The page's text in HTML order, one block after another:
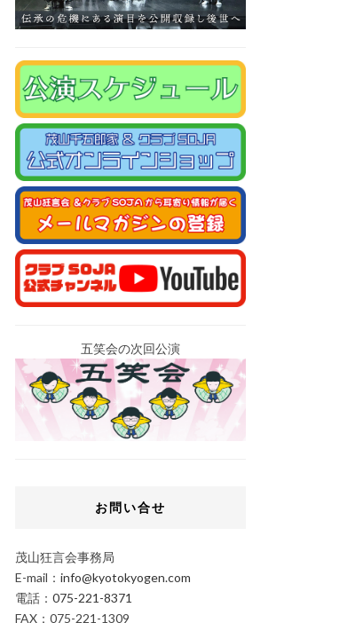
五笑会の次回公演
お問い合せ
茂山狂言会事務局
E-mail： info@kyotokyogen.com
電話： 075-221-8371
FAX：075-221-1309